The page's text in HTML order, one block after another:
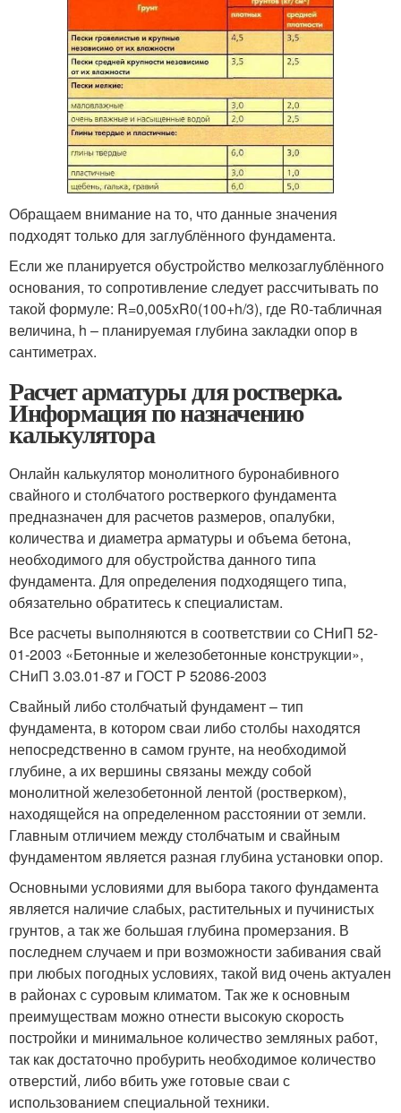
Обращаем внимание на то, что данные значения
подходят только для заглублённого фундамента.
Если же планируется обустройство мелкозаглублённого
основания, то сопротивление следует рассчитывать по
такой формуле: R=0,005хR0(100+h/3), где R0-табличная
величина, h – планируемая глубина закладки опор в
сантиметрах.
Расчет арматуры для ростверка.
Информация по назначению
калькулятора
Онлайн калькулятор монолитного буронабивного
свайного и столбчатого ростверкого фундамента
предназначен для расчетов размеров, опалубки,
количества и диаметра арматуры и объема бетона,
необходимого для обустройства данного типа
фундамента. Для определения подходящего типа,
обязательно обратитесь к специалистам.
Все расчеты выполняются в соответствии со СНиП 52-
01-2003 «Бетонные и железобетонные конструкции»,
СНиП 3.03.01-87 и ГОСТ Р 52086-2003
Свайный либо столбчатый фундамент – тип
фундамента, в котором сваи либо столбы находятся
непосредственно в самом грунте, на необходимой
глубине, а их вершины связаны между собой
монолитной железобетонной лентой (ростверком),
находящейся на определенном расстоянии от земли.
Главным отличием между столбчатым и свайным
фундаментом является разная глубина установки опор.
Основными условиями для выбора такого фундамента
является наличие слабых, растительных и пучинистых
грунтов, а так же большая глубина промерзания. В
последнем случаем и при возможности забивания свай
при любых погодных условиях, такой вид очень актуален
в районах с суровым климатом. Так же к основным
преимуществам можно отнести высокую скорость
постройки и минимальное количество земляных работ,
так как достаточно пробурить необходимое количество
отверстий, либо вбить уже готовые сваи с
использованием специальной техники.